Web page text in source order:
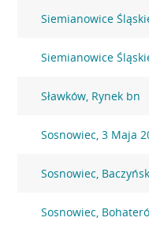
Siemianowice
Siemianowice
Sławków, Rynek bn
Sosnowiec, 3 Maja
Sosnowiec,
Sosnowiec,